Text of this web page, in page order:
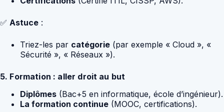
✅ Astuce :
Triez-les par catégorie (par exemple « Cloud », «
Sécurité », « Réseaux »).
5. Formation : aller droit au but
Diplômes (Bac+5 en informatique, école d’ingénieur).
La formation continue (MOOC, certifications).